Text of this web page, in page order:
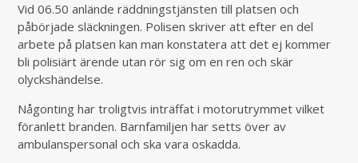
Vid 06.50 anlände räddningstjänsten till platsen och
påbörjade släckningen. Polisen skriver att efter en del
arbete på platsen kan man konstatera att det ej kommer
bli polisiärt ärende utan rör sig om en ren och skär
olyckshändelse.
Någonting har troligtvis inträffat i motorutrymmet vilket
föranlett branden. Barnfamiljen har setts över av
ambulanspersonal och ska vara oskadda.